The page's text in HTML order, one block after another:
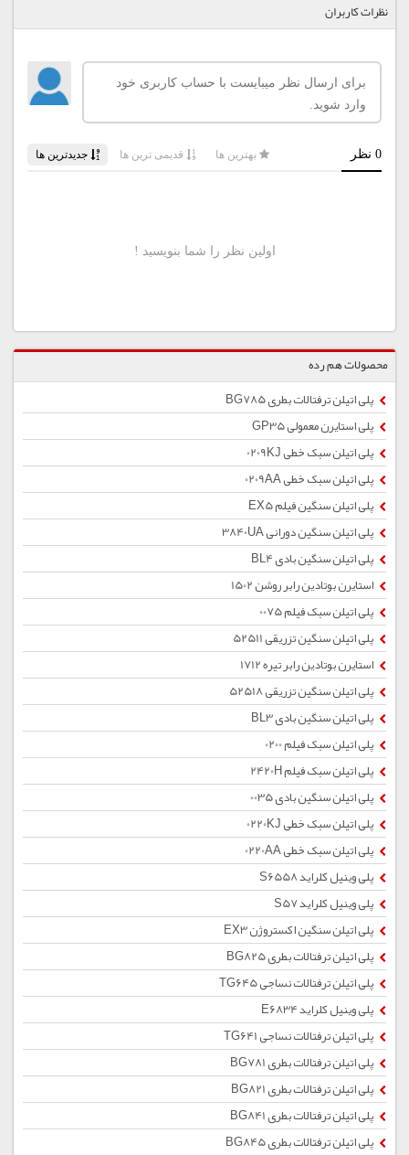
نظرات کاربران
محصولات هم رده
پلی اتیلن ترفتالات بطری BG785
پلی استایرن معمولی GP35
پلی اتیلن سبک خطی 0209KJ
پلی اتیلن سبک خطی 0209AA
پلی اتیلن سنگین فیلم EX5
پلی اتیلن سنگین دورانی 3840UA
پلی اتیلن سنگین بادی BL4
استایرن بوتادین رابر روشن 1502
پلی اتیلن سبک فیلم 0075
پلی اتیلن سنگین تزریقی 52511
استایرن بوتادین رابر تیره 1712
پلی اتیلن سنگین تزریقی 52518
پلی اتیلن سنگین بادی BL3
پلی اتیلن سبک فیلم 0200
پلی اتیلن سبک فیلم 2420H
پلی اتیلن سنگین بادی 0035
پلی اتیلن سبک خطی 0220KJ
پلی اتیلن سبک خطی 0220AA
پلی وینیل کلراید S6558
پلی وینیل کلراید S57
پلی اتیلن سنگین اکستروژن EX3
پلی اتیلن ترفتالات بطری BG825
پلی اتیلن ترفتالات نساجی TG645
پلی وینیل کلراید E6834
پلی اتیلن ترفتالات نساجی TG641
پلی اتیلن ترفتالات بطری BG781
پلی اتیلن ترفتالات بطری BG821
پلی اتیلن ترفتالات بطری BG841
پلی اتیلن ترفتالات بطری BG845